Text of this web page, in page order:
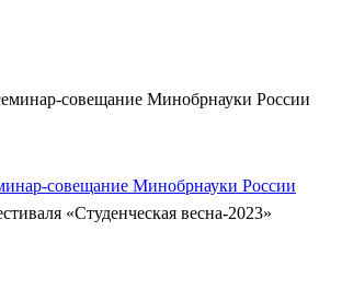
совещание Минобрнауки России